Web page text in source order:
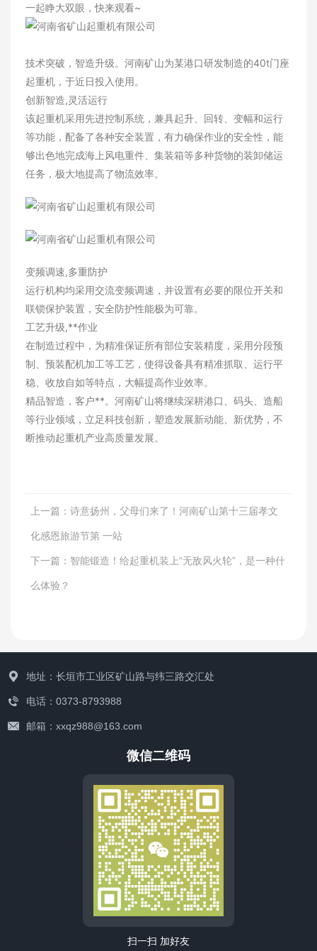
一起睁大双眼，快来观看~
技术突破，智造升级。河南矿山为某港口研发制造的40t门座
起重机，于近日投入使用。
创新智造,灵活运行
该起重机采用先进控制系统，兼具起升、回转、变幅和运行
等功能，配备了各种安全装置，有力确保作业的安全性，能
够出色地完成海上风电重件、集装箱等多种货物的装卸储运
任务，极大地提高了物流效率。
变频调速,多重防护
运行机构均采用交流变频调速，并设置有必要的限位开关和
联锁保护装置，安全防护性能极为可靠。
工艺升级,**作业
在制造过程中，为精准保证所有部位安装精度，采用分段预
制、预装配机加工等工艺，使得设备具有精准抓取、运行平
稳、收放自如等特点，大幅提高作业效率。
精品智造，客户**。河南矿山将继续深耕港口、码头、造船
等行业领域，立足科技创新，塑造发展新动能、新优势，不
断推动起重机产业高质量发展。
上一篇：诗意扬州，父母们来了！河南矿山第十三届孝文
化感恩旅游节第 一站
下一篇： 智能锻造！给起重机装上“无敌风火轮”，是一种什
么体验？
地址：长垣市工业区矿山路与纬三路交汇处
电话：0373-8793988
邮箱：xxqz988@163.com
微信二维码
扫一扫 加好友